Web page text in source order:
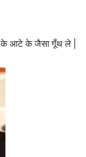
के आटे के जैसा गूँथ ले |